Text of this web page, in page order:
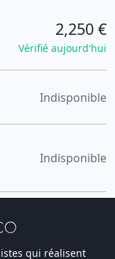
2,250 €
Vérifié aujourd'hui
Indisponible
Indisponible
qui réalisent